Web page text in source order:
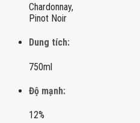
Chardonnay,
Pinot Noir
Dung tích:
750ml
Độ mạnh:
12%